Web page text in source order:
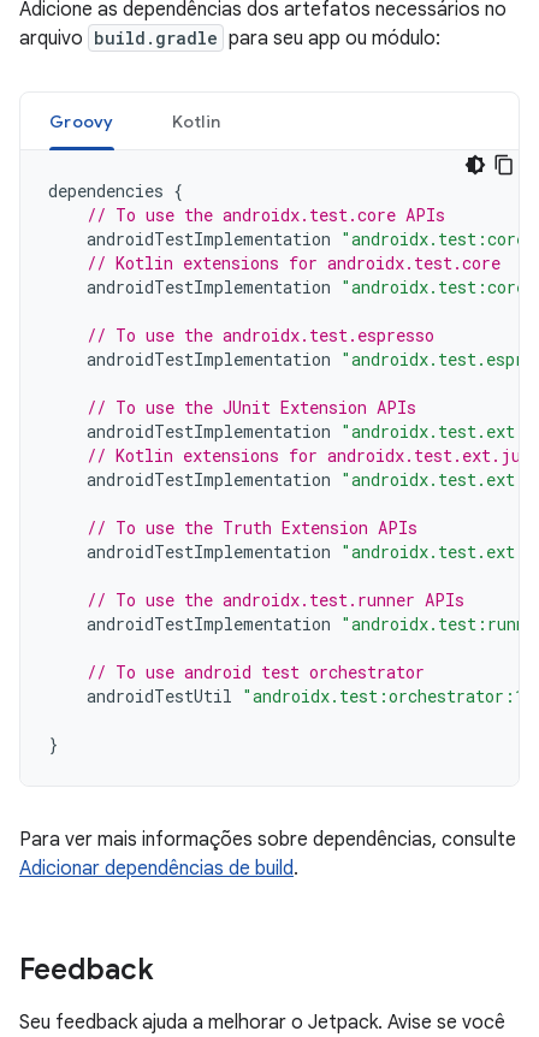
Adicione as dependências dos artefatos necessários no
arquivo build.gradle para seu app ou módulo:
Groovy Kotlin
dependencies {
// To use the androidx.test.core APIs
androidTestImplementation
// Kotlin extensions for androidx.test.core
androidTestImplementation
// To use the androidx.test.espresso
androidTestImplementation
// To use the JUnit Extension APIs
androidTestImplementation
// Kotlin extensions for
androidTestImplementation
// To use the Truth Extension APIs
androidTestImplementation
// To use the androidx.test.runner APIs
androidTestImplementation
// To use android test orchestrator
androidTestUtil
}
Para ver mais informações sobre dependências, consulte
Adicionar dependências de build.
Feedback
Seu feedback ajuda a melhorar o Jetpack. Avise se você